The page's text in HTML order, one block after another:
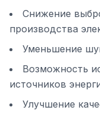
Снижение
производства
Уменьшение
Возможность
источников
Улучшение